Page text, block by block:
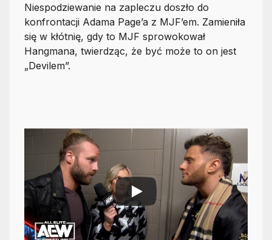
Niespodziewanie na zapleczu doszło do
konfrontacji Adama Page’a z MJF’em. Zamieniła
się w kłótnię, gdy to MJF sprowokował
Hangmana, twierdząc, że być może to on jest
„Devilem”.